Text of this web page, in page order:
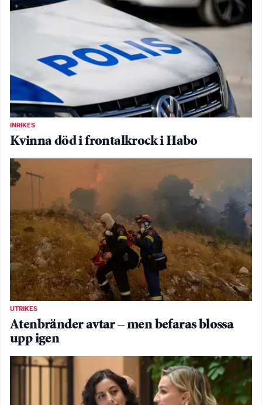
INRIKES
Kvinna död i frontalkrock i Habo
UTRIKES
Atenbränder avtar – men befaras blossa
upp igen